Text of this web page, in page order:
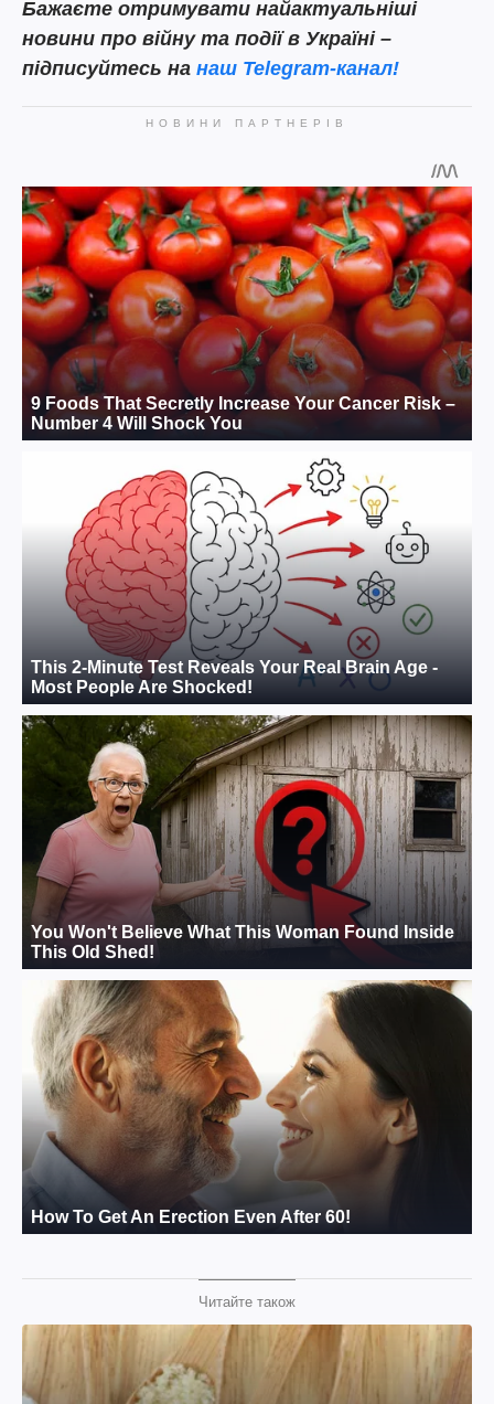
Бажаєте отримувати найактуальніші
новини про війну та події в Україні –
підписуйтесь на наш Telegram-канал!
Читайте також